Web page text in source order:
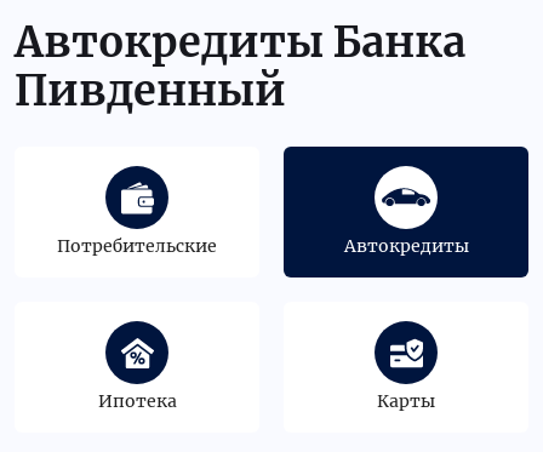
Автокредиты Банка
Пивденный
Потребительские Автокредиты
Ипотека Карты